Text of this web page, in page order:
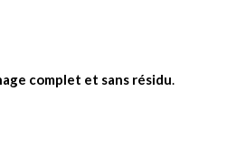
complet et sans résidu.